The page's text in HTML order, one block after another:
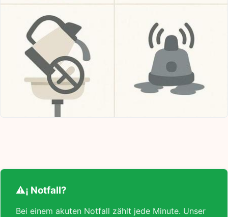
⚠¡ Notfall?
Bei einem akuten Notfall zählt jede Minute. Unser